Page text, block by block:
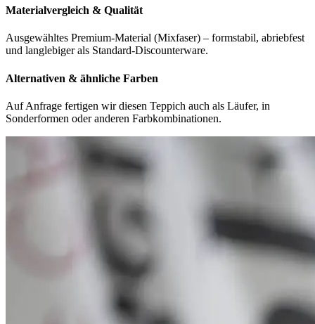
Materialvergleich & Qualität
Ausgewähltes Premium-Material (Mixfaser) – formstabil, abriebfest
und langlebiger als Standard-Discounterware.
Alternativen & ähnliche Farben
Auf Anfrage fertigen wir diesen Teppich auch als Läufer, in
Sonderformen oder anderen Farbkombinationen.